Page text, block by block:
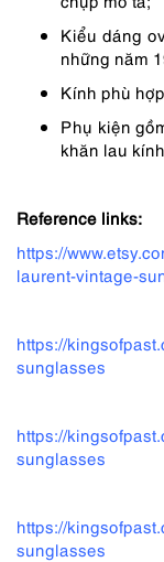
Kiểu dáng
những năm
Kính phù
Phụ kiện
khăn lau
Reference links:
https://
laurent-vintage-
https://
sunglasses
https://
sunglasses
https://
sunglasses